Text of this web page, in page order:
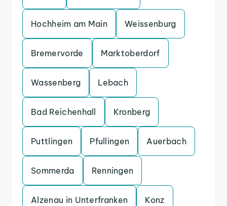
Hochheim am Main Weissenburg
Bremervorde Marktoberdorf
Wassenberg Lebach
Bad Reichenhall Kronberg
Puttlingen Pfullingen Auerbach
Sommerda Renningen
Alzenau in Unterfranken Konz